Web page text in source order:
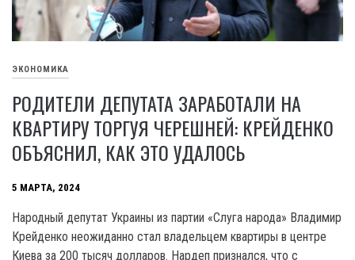
ЭКОНОМИКА
РОДИТЕЛИ ДЕПУТАТА ЗАРАБОТАЛИ НА
КВАРТИРУ ТОРГУЯ ЧЕРЕШНЕЙ: КРЕЙДЕНКО
ОБЪЯСНИЛ, КАК ЭТО УДАЛОСЬ
5 МАРТА, 2024
Народный депутат Украины из партии «Слуга народа» Владимир
Крейденко неожиданно стал владельцем квартиры в центре
Киева за 200 тысяч долларов. Нардеп признался, что с